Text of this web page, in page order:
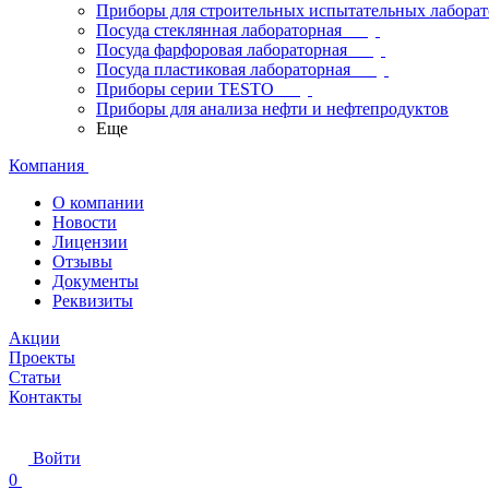
Приборы для строительных испытательных
Посуда стеклянная лабораторная
Посуда фарфоровая лабораторная
Посуда пластиковая лабораторная
Приборы серии TESTO
Приборы для анализа нефти и нефтепродуктов
Еще
Компания
О компании
Новости
Лицензии
Отзывы
Документы
Реквизиты
Акции
Проекты
Статьи
Контакты
Войти
0